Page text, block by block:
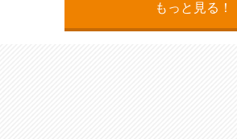
もっと見る！